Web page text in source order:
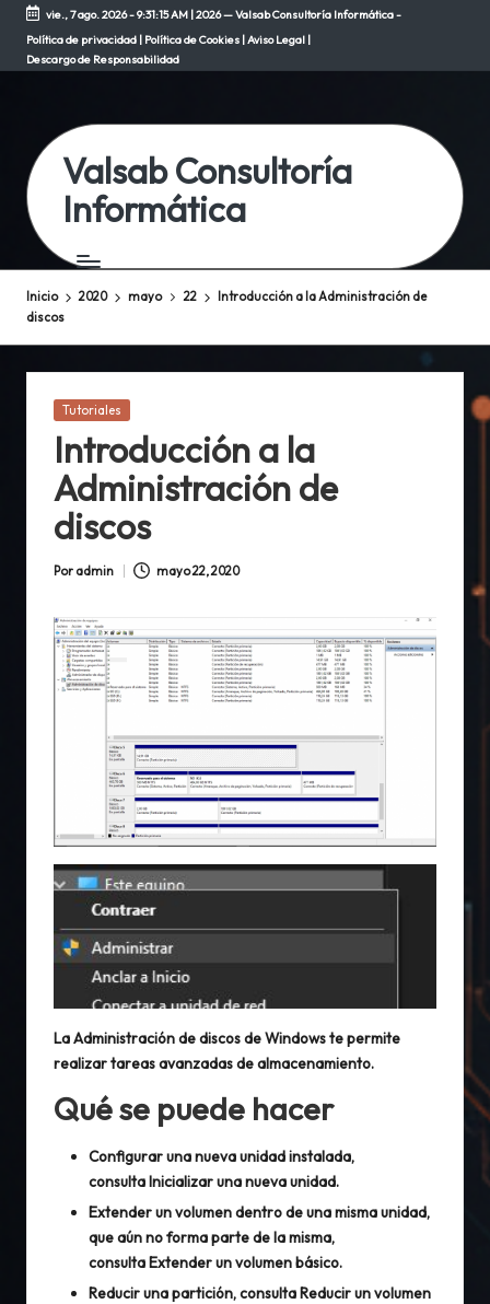
Saltar
al
vie., 7 ago. 2026-9:31:16 AM| 2026 — Valsab Consultoría Informática -
Política de privacidad | Política de Cookies |Aviso Legal |
Descargo de Responsabilidad
Valsab Consultoría
Informática
Inicio 2020 mayo 22
Introducción a la Administración de
discos
Publicada
Tutoriales
Introducción a la
Administración de
discos
Publicado
Por admin mayo 22, 2020
La Administración de discos de Windows te permite
realizar tareas avanzadas de almacenamiento.
Qué se puede hacer
Configurar una nueva unidad instalada,
consultaInicializar una nueva unidad.
Extender un volumen dentro de una misma unidad,
que aún no forma parte de la misma,
consultaExtender un volumen básico.
Reducir una partición, consultaReducir un volumen